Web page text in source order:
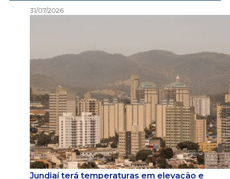
31/07/2026
Jundiaí terá temperaturas em elevação e